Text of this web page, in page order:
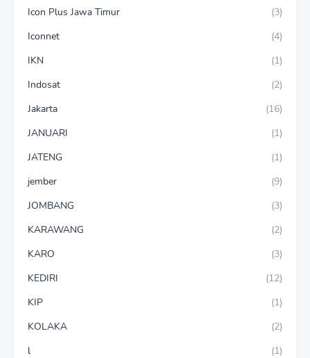
Icon Plus Jawa Timur
(3)
Iconnet
(4)
IKN
(1)
Indosat
(2)
Jakarta
(16)
JANUARI
(1)
JATENG
(1)
jember
(9)
JOMBANG
(3)
KARAWANG
(2)
KARO
(3)
KEDIRI
(12)
KIP
(1)
KOLAKA
(2)
l
(1)